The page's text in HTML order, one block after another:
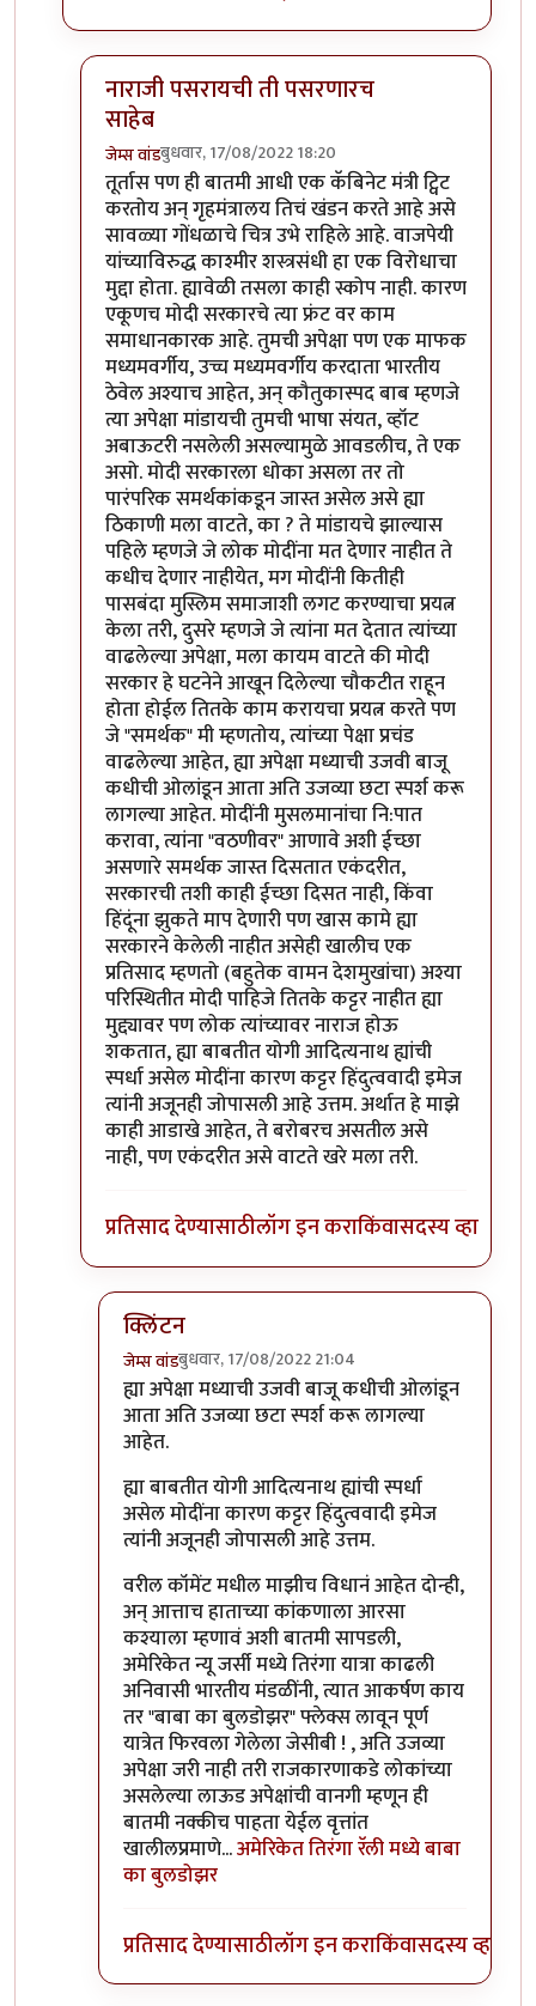
नाराजी पसरायची ती पसरणारच
साहेब
जेम्स वांडबुधवार, 17/08/2022 18:20
In reply toनिषेधार्हbyक्लिंटन
तूर्तास पण ही बातमी आधी एक कॅबिनेट मंत्री ट्विट
करतोय अन् गृहमंत्रालय तिचं खंडन करते आहे असे
सावळ्या गोंधळाचे चित्र उभे राहिले आहे. वाजपेयी
यांच्याविरुद्ध काश्मीर शस्त्रसंधी हा एक विरोधाचा
मुद्दा होता. ह्यावेळी तसला काही स्कोप नाही. कारण
एकूणच मोदी सरकारचे त्या फ्रंट वर काम
समाधानकारक आहे. तुमची अपेक्षा पण एक माफक
मध्यमवर्गीय, उच्च मध्यमवर्गीय करदाता भारतीय
ठेवेल अश्याच आहेत, अन् कौतुकास्पद बाब म्हणजे
त्या अपेक्षा मांडायची तुमची भाषा संयत, व्हॉट
अबाऊटरी नसलेली असल्यामुळे आवडलीच, ते एक
असो. मोदी सरकारला धोका असला तर तो
पारंपरिक समर्थकांकडून जास्त असेल असे ह्या
ठिकाणी मला वाटते, का ? ते मांडायचे झाल्यास
पहिले म्हणजे जे लोक मोदींना मत देणार नाहीत ते
कधीच देणार नाहीयेत, मग मोदींनी कितीही
पासबंदा मुस्लिम समाजाशी लगट करण्याचा प्रयत्न
केला तरी, दुसरे म्हणजे जे त्यांना मत देतात त्यांच्या
वाढलेल्या अपेक्षा, मला कायम वाटते की मोदी
सरकार हे घटनेने आखून दिलेल्या चौकटीत राहून
होता होईल तितके काम करायचा प्रयत्न करते पण
जे "समर्थक" मी म्हणतोय, त्यांच्या पेक्षा प्रचंड
वाढलेल्या आहेत, ह्या अपेक्षा मध्याची उजवी बाजू
कधीची ओलांडून आता अति उजव्या छटा स्पर्श करू
लागल्या आहेत. मोदींनी मुसलमानांचा नि:पात
करावा, त्यांना "वठणीवर" आणावे अशी ईच्छा
असणारे समर्थक जास्त दिसतात एकंदरीत,
सरकारची तशी काही ईच्छा दिसत नाही, किंवा
हिंदूंना झुकते माप देणारी पण खास कामे ह्या
सरकारने केलेली नाहीत असेही खालीच एक
प्रतिसाद म्हणतो (बहुतेक वामन देशमुखांचा) अश्या
परिस्थितीत मोदी पाहिजे तितके कट्टर नाहीत ह्या
मुद्द्यावर पण लोक त्यांच्यावर नाराज होऊ
शकतात, ह्या बाबतीत योगी आदित्यनाथ ह्यांची
स्पर्धा असेल मोदींना कारण कट्टर हिंदुत्ववादी इमेज
त्यांनी अजूनही जोपासली आहे उत्तम. अर्थात हे माझे
काही आडाखे आहेत, ते बरोबरच असतील असे
नाही, पण एकंदरीत असे वाटते खरे मला तरी.
प्रतिसाद देण्यासाठीलॉग इन कराकिंवासदस्य व्हा
क्लिंटन
जेम्स वांडबुधवार, 17/08/2022 21:04
In reply toनाराजी पसरायची ती पसरणारच साहेब
ह्या अपेक्षा मध्याची उजवी बाजू कधीची ओलांडून
आता अति उजव्या छटा स्पर्श करू लागल्या
आहेत.
ह्या बाबतीत योगी आदित्यनाथ ह्यांची स्पर्धा
असेल मोदींना कारण कट्टर हिंदुत्ववादी इमेज
त्यांनी अजूनही जोपासली आहे उत्तम.
वरील कॉमेंट मधील माझीच विधानं आहेत दोन्ही,
अन् आत्ताच हाताच्या कांकणाला आरसा
कश्याला म्हणावं अशी बातमी सापडली,
अमेरिकेत न्यू जर्सी मध्ये तिरंगा यात्रा काढली
अनिवासी भारतीय मंडळींनी, त्यात आकर्षण काय
तर "बाबा का बुलडोझर" फ्लेक्स लावून पूर्ण
यात्रेत फिरवला गेलेला जेसीबी ! , अति उजव्या
अपेक्षा जरी नाही तरी राजकारणाकडे लोकांच्या
असलेल्या लाऊड अपेक्षांची वानगी म्हणून ही
बातमी नक्कीच पाहता येईल वृत्तांत
खालीलप्रमाणे...अमेरिकेत तिरंगा रॅली मध्ये बाबा
का बुलडोझर
प्रतिसाद देण्यासाठीलॉग इन कराकिंवासदस्य व्हा